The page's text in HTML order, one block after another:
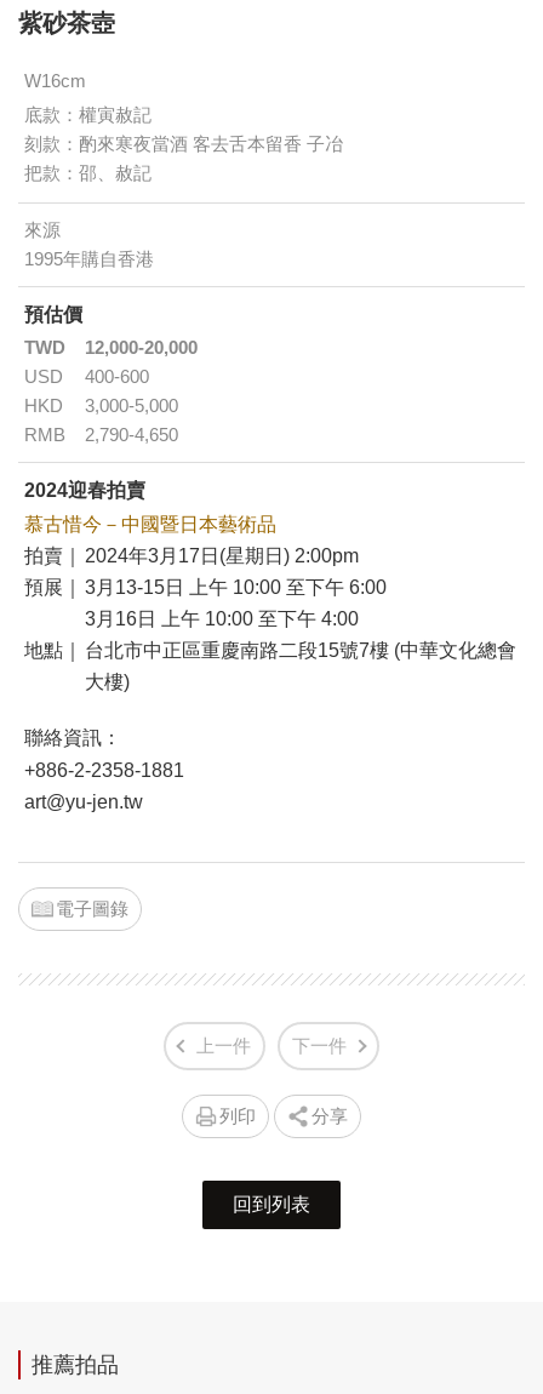
紫砂茶壺
W16cm
底款：權寅赦記
刻款：酌來寒夜當酒 客去舌本留香 子冶
把款：邵、赦記
來源
1995年購自香港
預估價
TWD
12,000-20,000
USD
400-600
HKD
3,000-5,000
RMB
2,790-4,650
2024迎春拍賣
慕古惜今－中國暨日本藝術品
拍賣｜
2024年3月17日(星期日) 2:00pm
預展｜
3月13-15日 上午 10:00 至下午 6:00
3月16日 上午 10:00 至下午 4:00
地點｜
台北市中正區重慶南路二段15號7樓 (中華文化總會
大樓)
聯絡資訊：
+886-2-2358-1881
art@yu-jen.tw
電子圖錄
上一件 下一件
列印 分享
回到列表
推薦拍品